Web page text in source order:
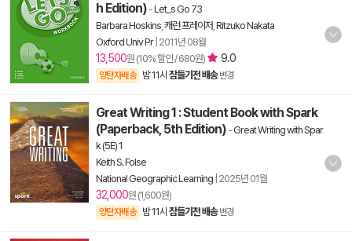
h Edition) -Let_s Go 73
Barbara Hoskins 캐런 프레이저 Ritzuko Nakata
Oxford Univ Pr| 2011년 08월
13,500원 (10% 할인 / 680원) 9.0
양탄자배송 밤 11시 잠들기전 배송 변경
Great Writing 1 : Student Book with Spark
(Paperback, 5th Edition) -Great Writing with Spar
k (5E) 1
Keith S. Folse
National Geographic Learning 2025년 01월
32,000원 (1,600원)
양탄자배송 밤 11시 잠들기전 배송 변경